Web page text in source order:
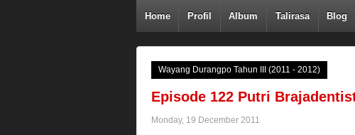
Home Profil Album Talirasa Blog
Wayang Durangpo Tahun III (2011 - 2012)
Episode 122 Putri
Monday, 19 December 2011